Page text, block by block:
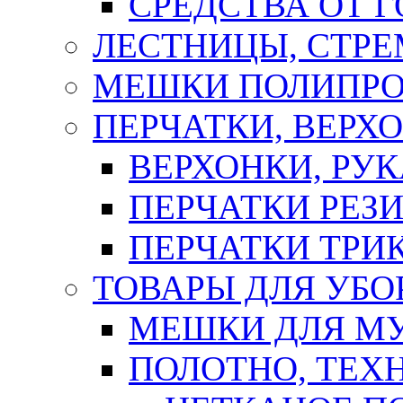
ЛЕСТНИЦЫ,
МЕШКИ
ПЕРЧАТКИ,
ВЕРХОНКИ,
ПЕРЧАТКИ
ПЕРЧАТКИ
ТОВАРЫ ДЛЯ
МЕШКИ ДЛЯ
ПОЛОТНО,